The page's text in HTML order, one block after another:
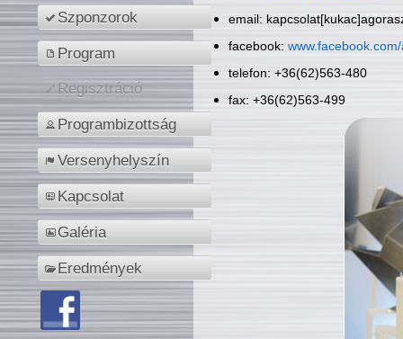
Szponzorok
Program
Regisztráció
Programbizottság
Versenyhelyszín
Kapcsolat
Galéria
Eredmények
email:
facebook:
telefon: +36(62)563-480
fax: +36(62)563-499